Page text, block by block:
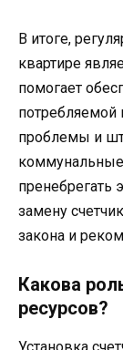
В итоге,
квартире
помогает
проблемы и
коммунальные
пренебрегать
замену
закона и
Какова
ресурсов?